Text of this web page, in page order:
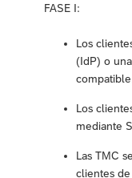
FASE I:
Los
(IdP) o
Los
mediante
Las TMC
clientes